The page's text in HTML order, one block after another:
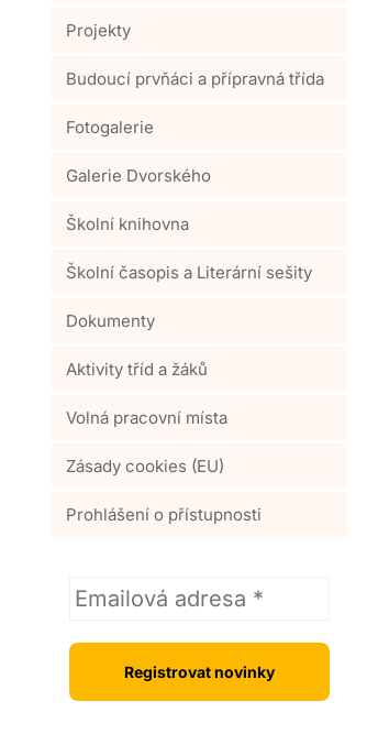
Projekty
Budoucí prvňáci a přípravná třída
Fotogalerie
Galerie Dvorského
Školní knihovna
Školní časopis a Literární sešity
Dokumenty
Aktivity tříd a žáků
Volná pracovní místa
Zásady cookies (EU)
Prohlášení o přístupnosti